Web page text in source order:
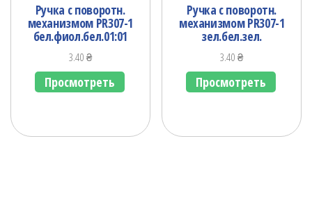
Ручка с поворотн.
механизмом PR307-1
бел.фиол.бел.01:01
3.40₴
Просмотреть
Ручка с поворотн.
механизмом PR307-1
зел.бел.зел.
3.40₴
Просмотреть